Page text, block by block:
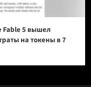
5 вышел
на токены в 7